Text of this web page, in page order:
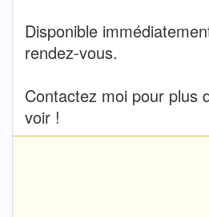
Disponible
rendez-vous.
Contactez moi pour plus
voir !